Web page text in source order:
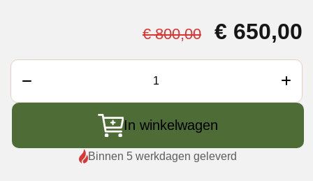
€800,00
prijs
€ 800,00.
€ 650,00
Green
In winkelwagen
Binnen 5 werkdagen geleverd